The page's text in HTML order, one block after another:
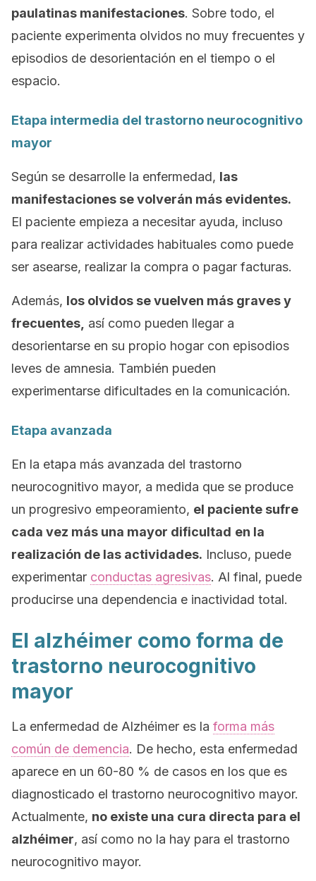
paulatinas manifestaciones. Sobre todo, el
paciente experimenta olvidos no muy frecuentes y
episodios de desorientación en el tiempo o el
espacio.
Etapa intermedia del trastorno neurocognitivo
mayor
Según se desarrolle la enfermedad, las
manifestaciones se volverán más evidentes.
El paciente empieza a necesitar ayuda, incluso
para realizar actividades habituales como puede
ser asearse, realizar la compra o pagar facturas.
Además, los olvidos se vuelven más graves y
frecuentes, así como pueden llegar a
desorientarse en su propio hogar con episodios
leves de amnesia. También pueden
experimentarse dificultades en la comunicación.
Etapa avanzada
En la etapa más avanzada del trastorno
neurocognitivo mayor, a medida que se produce
un progresivo empeoramiento, el paciente sufre
cada vez más una mayor dificultad en la
realización de las actividades. Incluso, puede
experimentar conductas agresivas. Al final, puede
producirse una dependencia e inactividad total.
El alzhéimer como forma de
trastorno neurocognitivo
mayor
La enfermedad de Alzhéimer es la forma más
común de demencia. De hecho, esta enfermedad
aparece en un 60-80 % de casos en los que es
diagnosticado el trastorno neurocognitivo mayor.
Actualmente, no existe una cura directa para el
alzhéimer, así como no la hay para el trastorno
neurocognitivo mayor.